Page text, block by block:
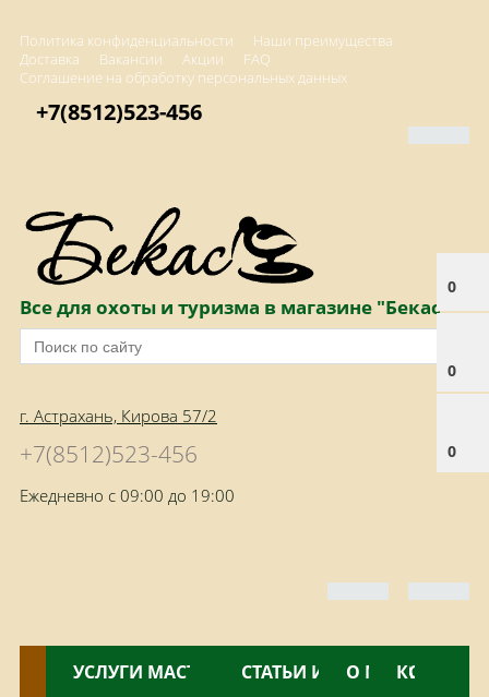
Политика конфиденциальности
Наши преимущества
Доставка
Вакансии Акции
FAQ
Соглашение на обработку персональных данных
0
0
0
+7(8512)523-456
Все для охоты и туризма в магазине "Бекас"
г. Астрахань, Кирова 57/2
+7(8512)523-456
Ежедневно с 09:00 до 19:00
КАТАЛОГ
УСЛУГИ МАСТЕРСКОЙНОВОСТИ
СТАТЬИ И ОБЗОРЫ
О МАГАЗИНЕ